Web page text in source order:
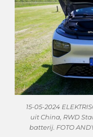
15-05-2024
uit China, RWD
batterij. FOTO